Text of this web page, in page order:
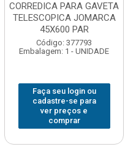
CORREDICA PARA GAVETA
TELESCOPICA JOMARCA
45X600 PAR
Código: 377793
Embalagem: 1 - UNIDADE
Faça seu login ou
cadastre-se para
ver preços e
comprar